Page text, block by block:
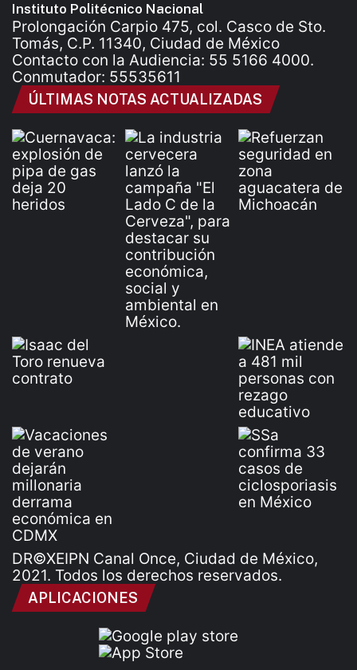
Instituto Politécnico Nacional
Prolongación Carpio 475, col. Casco de Sto.
Tomás, C.P. 11340, Ciudad de México
Contacto con la Audiencia: 55 5166 4000.
Conmutador: 55535611
ÚLTIMAS NOTAS ACTUALIZADAS
DR©XEIPN Canal Once, Ciudad de México,
2021. Todos los derechos reservados.
APLICACIONES